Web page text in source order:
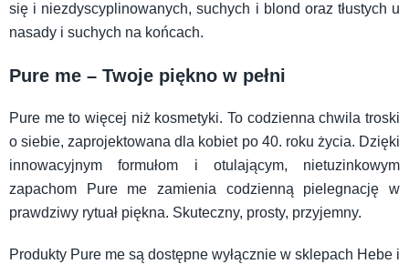
się i niezdyscyplinowanych, suchych i blond oraz tłustych u
nasady i suchych na końcach.
Pure me – Twoje piękno w pełni
Pure me to więcej niż kosmetyki. To codzienna chwila troski
o siebie, zaprojektowana dla kobiet po 40. roku życia. Dzięki
innowacyjnym formułom i otulającym, nietuzinkowym
zapachom Pure me zamienia codzienną pielegnację w
prawdziwy rytuał piękna. Skuteczny, prosty, przyjemny.
Produkty Pure me są dostępne wyłącznie w sklepach Hebe i